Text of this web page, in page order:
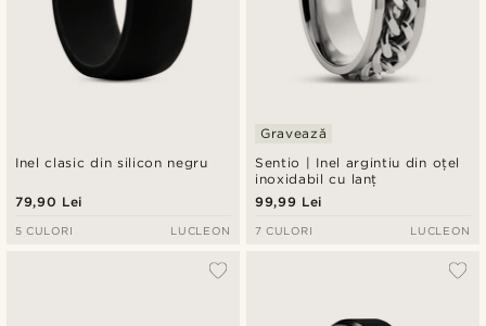
Inel clasic din silicon negru
79,90 Lei
5 CULORI LUCLEON
Sentio | Inel argintiu din oțel
inoxidabil cu lanț
Gravează
99,99 Lei
7 CULORI LUCLEON